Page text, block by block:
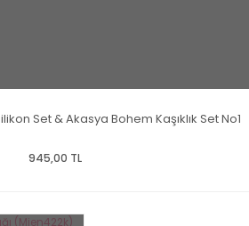
Set & Akasya Bohem Kaşıklık Set No1
945,00 TL